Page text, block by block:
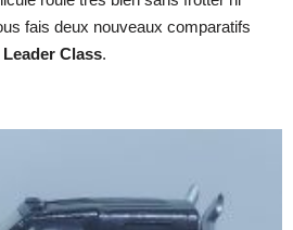
fais deux nouveaux comparatifs
Leader Class.